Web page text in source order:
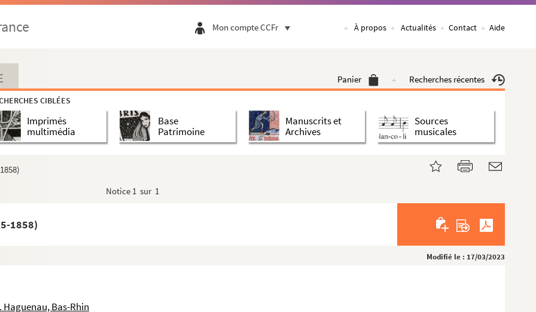
Mon compte CCFr À propos Actualités Contact Aide
Panier Recherches récentes
CIBLÉES
Imprimés
multimédia
Base
Patrimoine
Manuscrits et
Archives
Sources
musicales
Notice 1 sur 1
1858)
Modifié le : 17/03/2023
Haguenau, Bas-Rhin
auch Pferdt und das Vieh zu gebrauchen